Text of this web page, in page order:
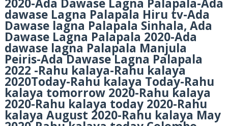
2020-Ada Dawase Lagna Palapala-Ada
dawase Lagna Palapala Hiru tv-Ada
Dawase lagna Palapala Sinhala, Ada
Dawase Lagna Palapala 2020-Ada
dawase lagna Palapala Manjula
Peiris-Ada Dawase Lagna Palapala
2022 -Rahu kalaya-Rahu kalaya
2020Today-Rahu kalaya Today-Rahu
kalaya tomorrow 2020-Rahu kalaya
2020-Rahu kalaya today 2020-Rahu
kalaya August 2020-Rahu kalaya May